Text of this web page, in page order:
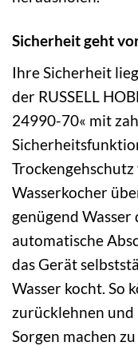
Sicherheit geht
Ihre Sicherheit
der RUSSELL
24990-70« mit
Wasserkocher
genügend
automatische
das Gerät
Wasser kocht. So
zurücklehnen und
Sorgen machen zu